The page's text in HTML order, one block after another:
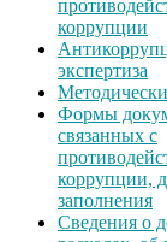
коррупции
экспертиза
Формы
связанных с
коррупции,
заполнения
Сведения о